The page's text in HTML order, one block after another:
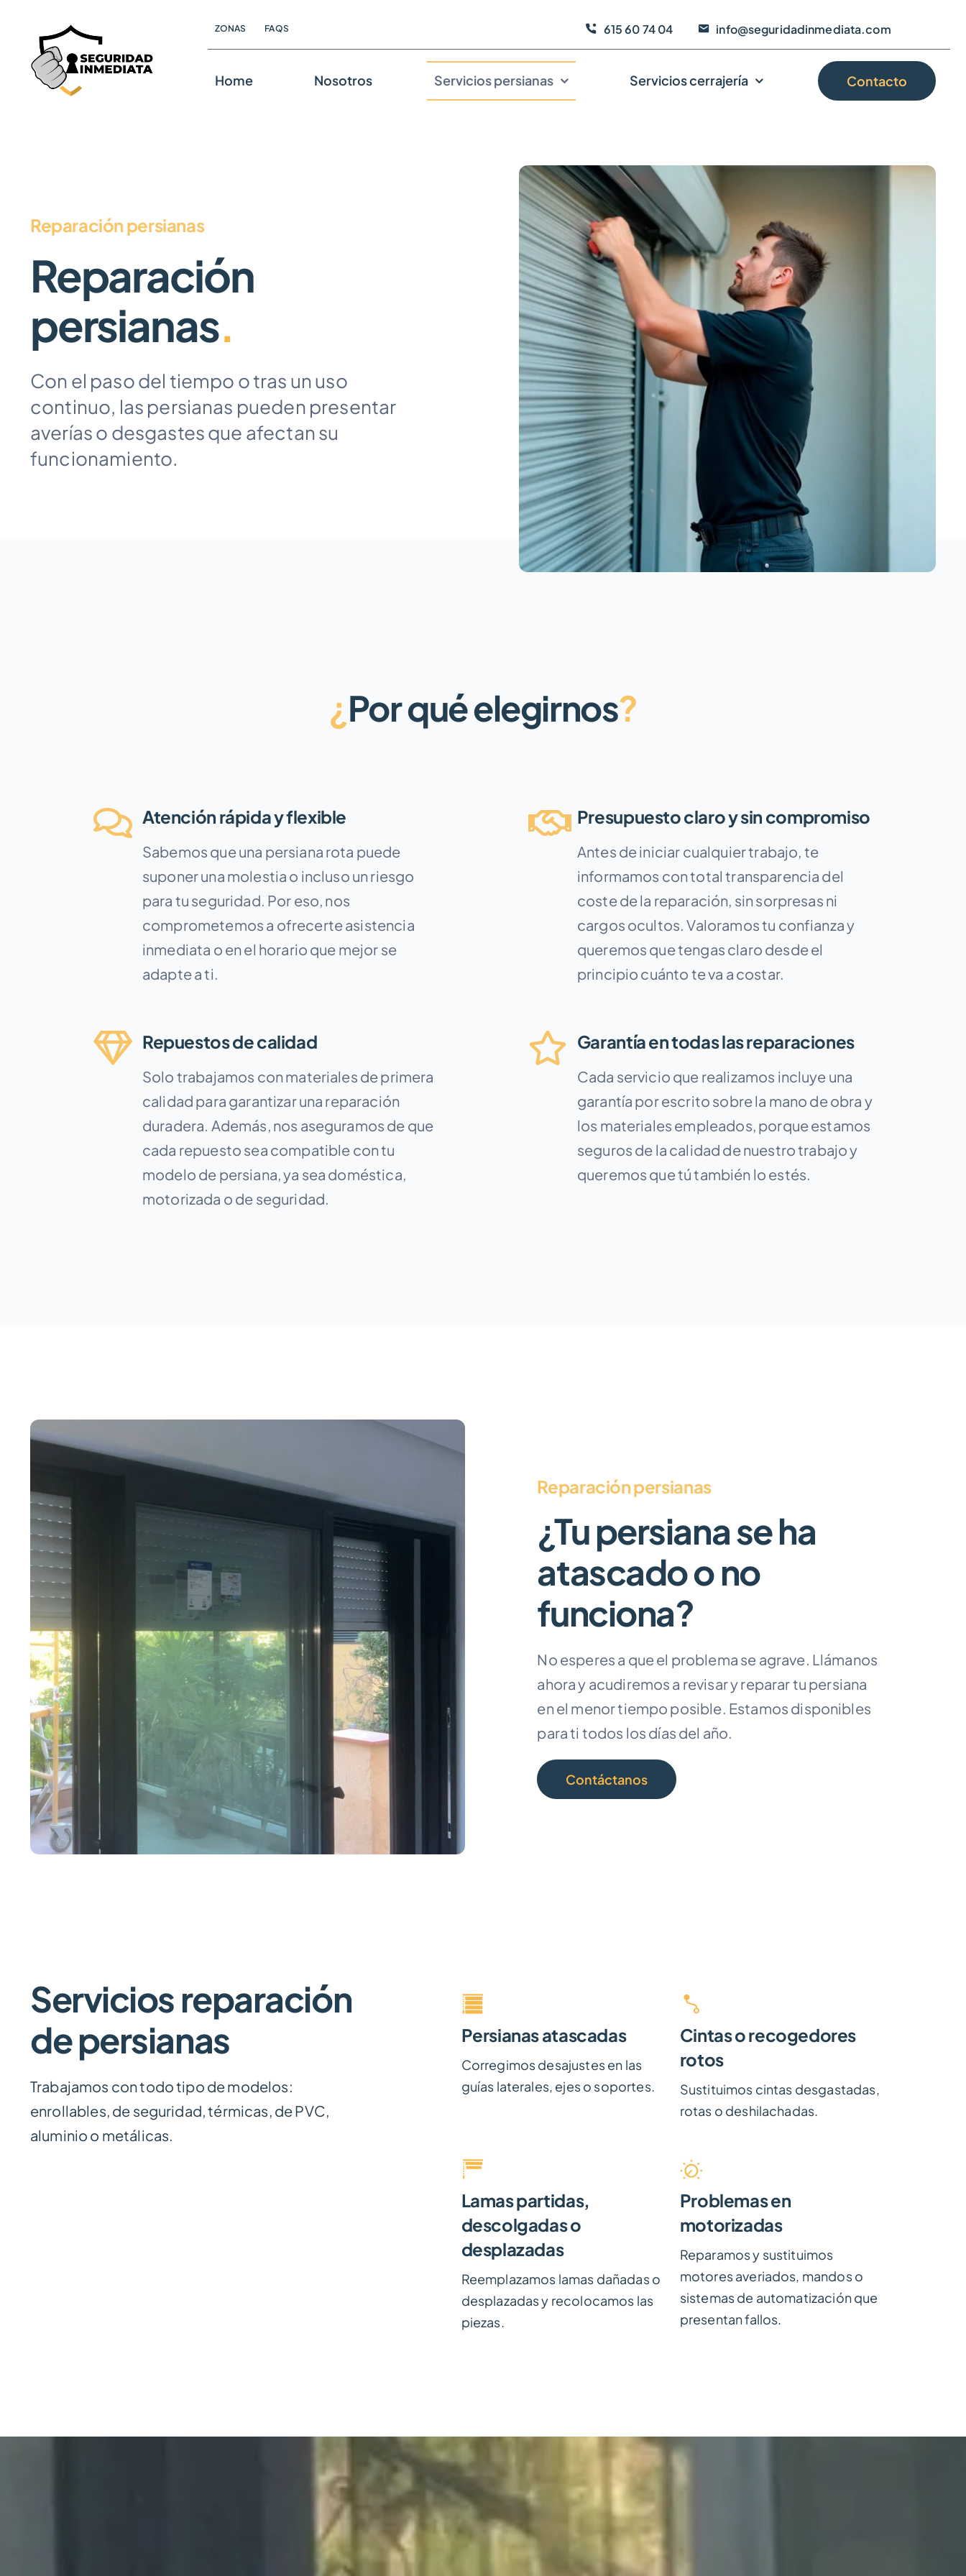
content
ZONAS FAQS 615 60 74 04 info@seguridadinmediata.com
Home Nosotros Servicios persianas Servicios cerrajería Contacto
Reparación persianas
Reparación
persianas.
Con el paso del tiempo o tras un uso
continuo, las persianas pueden presentar
averías o desgastes que afectan su
funcionamiento.
¿Por qué elegirnos?
Atención rápida y flexible
Sabemos que una persiana rota puede
suponer una molestia o incluso un riesgo
para tu seguridad. Por eso, nos
comprometemos a ofrecerte asistencia
inmediata o en el horario que mejor se
adapte a ti.
Repuestos de calidad
Solo trabajamos con materiales de primera
calidad para garantizar una reparación
duradera. Además, nos aseguramos de que
cada repuesto sea compatible con tu
modelo de persiana, ya sea doméstica,
motorizada o de seguridad.
Presupuesto claro y sin compromiso
Antes de iniciar cualquier trabajo, te
informamos con total transparencia del
coste de la reparación, sin sorpresas ni
cargos ocultos. Valoramos tu confianza y
queremos que tengas claro desde el
principio cuánto te va a costar.
Garantía en todas las reparaciones
Cada servicio que realizamos incluye una
garantía por escrito sobre la mano de obra y
los materiales empleados, porque estamos
seguros de la calidad de nuestro trabajo y
queremos que tú también lo estés.
Reparación persianas
¿Tu persiana se ha
atascado o no
funciona?
No esperes a que el problema se agrave. Llámanos
ahora y acudiremos a revisar y reparar tu persiana
en el menor tiempo posible. Estamos disponibles
para ti todos los días del año.
Contáctanos
Servicios reparación
de persianas
Trabajamos con todo tipo de modelos:
enrollables, de seguridad, térmicas, de PVC,
aluminio o metálicas.
Persianas atascadas
Corregimos desajustes en las
guías laterales, ejes o soportes.
Cintas o recogedores
rotos
Sustituimos cintas desgastadas,
rotas o deshilachadas.
Lamas partidas,
descolgadas o
desplazadas
Reemplazamos lamas dañadas o
desplazadas y recolocamos las
piezas.
Problemas en
motorizadas
Reparamos y sustituimos
motores averiados, mandos o
sistemas de automatización que
presentan fallos.